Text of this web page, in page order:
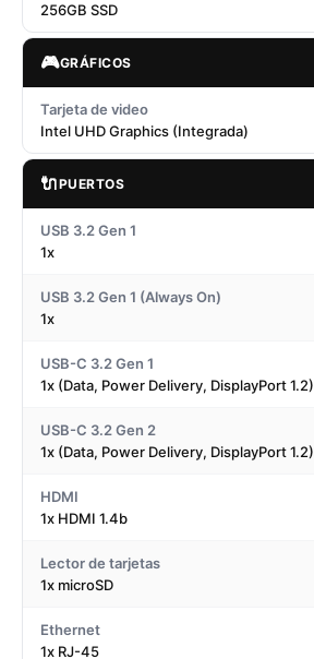
256GB SSD
🎮GRÁFICOS
Tarjeta de video
Intel UHD Graphics (Integrada)
🔌PUERTOS
USB 3.2 Gen 1
1x
USB 3.2 Gen 1 (Always On)
1x
USB-C 3.2 Gen 1
1x (Data, Power Delivery, DisplayPort 1.2)
USB-C 3.2 Gen 2
1x (Data, Power Delivery, DisplayPort 1.2)
HDMI
1x HDMI 1.4b
Lector de tarjetas
1x microSD
Ethernet
1x RJ-45